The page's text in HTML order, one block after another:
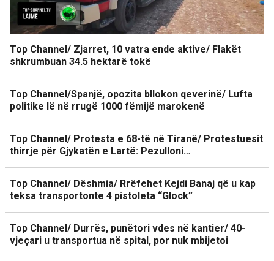
Top Channel/ Zjarret, 10 vatra ende aktive/ Flakët
shkrumbuan 34.5 hektarë tokë
Top Channel/Spanjë, opozita bllokon qeverinë/ Lufta
politike lë në rrugë 1000 fëmijë marokenë
Top Channel/ Protesta e 68-të në Tiranë/ Protestuesit
thirrje për Gjykatën e Lartë: Pezulloni…
Top Channel/ Dëshmia/ Rrëfehet Kejdi Banaj që u kap
teksa transportonte 4 pistoleta “Glock”
Top Channel/ Durrës, punëtori vdes në kantier/ 40-
vjeçari u transportua në spital, por nuk mbijetoi